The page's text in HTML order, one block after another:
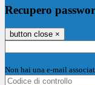
Recupero
button close ×
Non hai una e-mail